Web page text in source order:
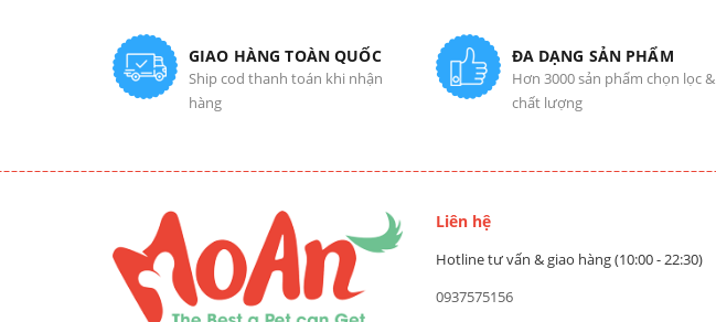
GIAO HÀNG TOÀN QUỐC
Ship cod thanh toán khi nhận
hàng
ĐA DẠNG SẢN PHẨM
Hơn 3000 sản phẩm chọn lọc &
chất lượng
Liên hệ
Hotline tư vấn & giao hàng (10:00 - 22:30)
0937575156